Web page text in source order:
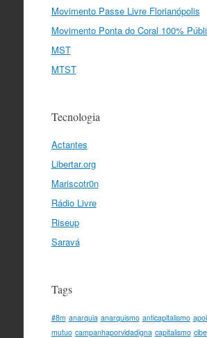
Movimento Passe Livre Florianópolis
Movimento Ponta do Coral 100%
MST
MTST
Tecnologia
Actantes
Libertar.org
Mariscotr0n
Rádio Livre
Riseup
Saravá
Tags
#8m anarquia anarquismo anticapitalismo
mutuo campanhaporvidadigna capitalismo